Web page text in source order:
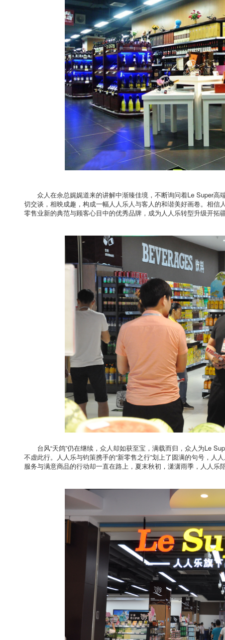
众人在余总娓娓道来的讲解中渐臻佳境，不断询问着Le Super
切交谈，相映成趣，构成一幅人人乐人与客人的和谐美好画卷。相
零售业新的典范与顾客心目中的优秀品牌，成为人人乐转型升级开拓
台风“天鸽”仍在继续，众人却如获至宝，满载而归，众人为Le
不虚此行。人人乐与钧策携手的“新零售之行”划上了圆满的句号，
服务与满意商品的行动却一直在路上，夏末秋初，潇潇雨季，人人乐